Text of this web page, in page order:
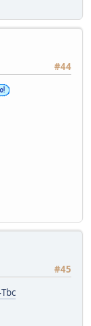
#44
#45